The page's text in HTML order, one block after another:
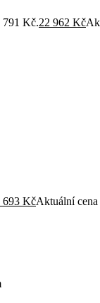
791 Kč.22 962 Kč
693 KčAktuální